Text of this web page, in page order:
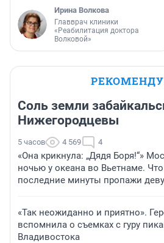
Ирина Волкова
Главврач клиники
«Реабилитация доктора
Волковой»
Соль земли
Нижегородцевы
5 часов 4 569 4
«Она крикнула: „Дядя Боря!“»
ночью у океана во Вьетнаме.
последние минуты пропажи
«Так неожиданно и приятно».
вспомнила о съемках с гуру
Владивостока